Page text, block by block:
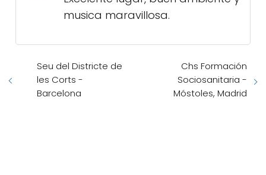
musica maravillosa.
Seu del Districte de
les Corts -
Barcelona
Chs Formación
Sociosanitaria -
Móstoles, Madrid